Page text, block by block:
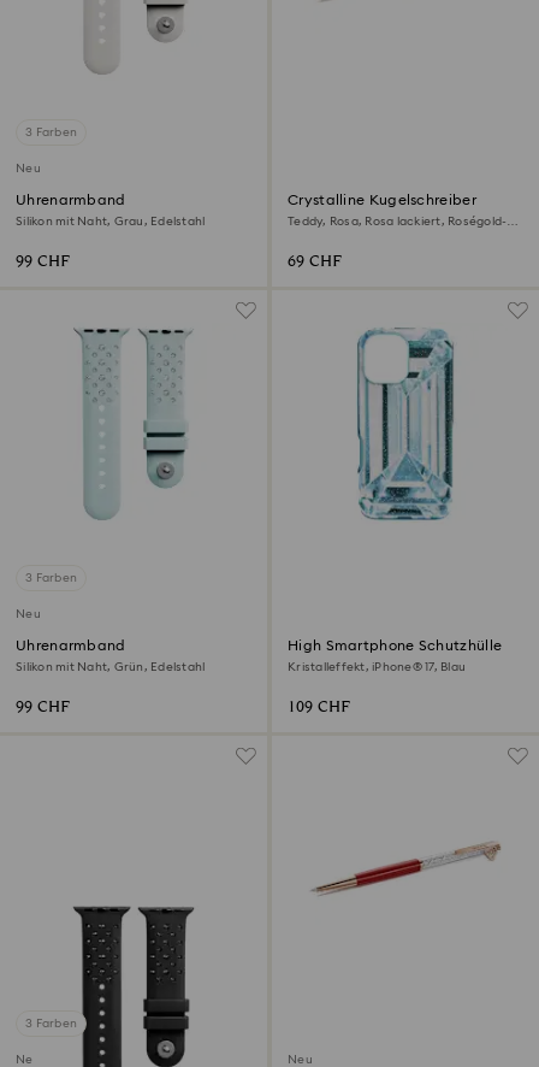
3 Farben
Neu
Uhrenarmband
Silikon mit Naht, Grau, Edelstahl
99 CHF
Crystalline Kugelschreiber
Teddy, Rosa, Rosa lackiert, Roségold-
69 CHF
3 Farben
Neu
Uhrenarmband
Silikon mit Naht, Grün, Edelstahl
99 CHF
High Smartphone Schutzhülle
Kristalleffekt, iPhone® 17, Blau
109 CHF
3 Farben
Neu Neu